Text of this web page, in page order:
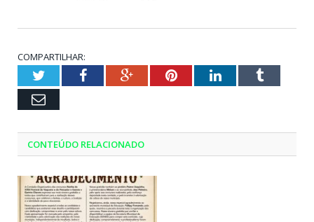
COMPARTILHAR:
TwitterFacebookGoogle+PinterestLinkedInTumblr
Email
CONTEÚDO RELACIONADO